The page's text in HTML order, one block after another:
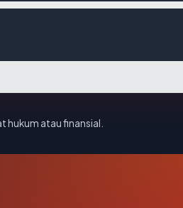
hukum atau finansial.